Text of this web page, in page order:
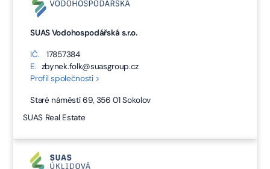
SUAS Vodohospodářská s.r.o.
IČ.
17857384
E. zbynek.folk@suasgroup.cz
Profil společnosti >
Staré náměstí 69, 356 01 Sokolov
SUAS Real Estate